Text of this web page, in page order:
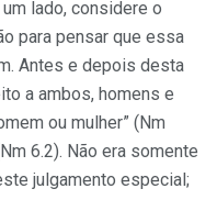
lado, considere o
para pensar que essa
Antes e depois desta
a ambos, homens e
ou mulher” (Nm
6.2). Não era somente
julgamento especial;